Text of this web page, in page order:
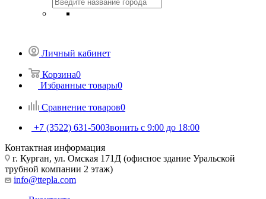
Личный кабинет
Корзина0
Избранные товары0
Сравнение товаров0
+7 (3522) 631-500Звонить с 9:00 до 18:00
Контактная информация
г. Курган, ул. Омская 171Д (офисное здание Уральской
трубной компании 2 этаж)
info@ttepla.com